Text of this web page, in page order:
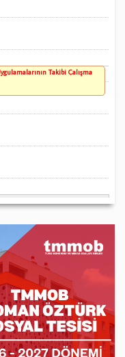
Takibi Çalışma